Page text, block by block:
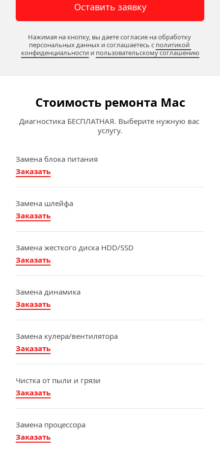
Оставить заявку
Нажимая на кнопку, вы даете согласие на обработку
персональных данных и соглашаетесь c политикой
конфиденциальности и пользовательскому соглашению
Стоимость ремонта Mac
Диагностика БЕСПЛАТНАЯ. Выберите нужную вас
услугу.
Замена блока питания
Заказать
Замена шлейфа
Заказать
Замена жесткого диска HDD/SSD
Заказать
Замена динамика
Заказать
Замена кулера/вентилятора
Заказать
Чистка от пыли и грязи
Заказать
Замена процессора
Заказать